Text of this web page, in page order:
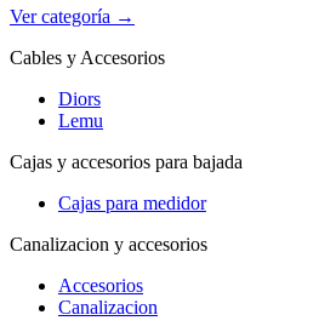
Ver categoría →
Cables y Accesorios
Diors
Lemu
Cajas y accesorios para bajada
Cajas para medidor
Canalizacion y accesorios
Accesorios
Canalizacion